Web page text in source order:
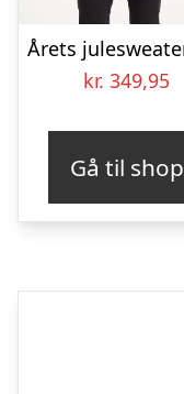
kr. 349,95
Gå til shop